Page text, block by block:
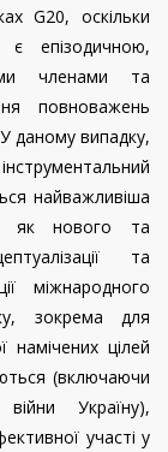
G20, оскільки
епізодичною,
членами та
повноважень
даному випадку,
найважливіша
як нового та
та
міжнародного
зокрема для
намічених цілей
(включаючи
Україну),
участі у